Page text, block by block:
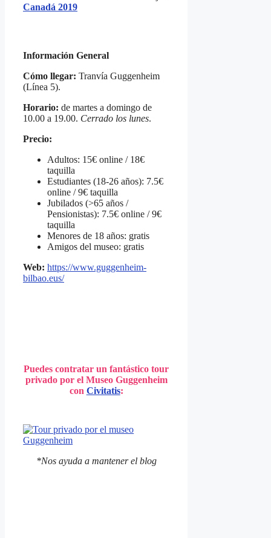
Canadá 2019
Información General
Cómo llegar: Tranvía Guggenheim
(Línea 5).
Horario: de martes a domingo de
10.00 a 19.00. Cerrado los lunes.
Precio:
Adultos: 15€ online / 18€
taquilla
Estudiantes (18-26 años): 7.5€
online / 9€ taquilla
Jubilados (>65 años /
Pensionistas): 7.5€ online / 9€
taquilla
Menores de 18 años: gratis
Amigos del museo: gratis
Web: https://www.guggenheim-
bilbao.eus/
Puedes contratar un fantástico tour
privado por el Museo Guggenheim
con Civitatis:
*Nos ayuda a mantener el blog